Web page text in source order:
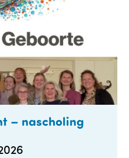
– nascholing